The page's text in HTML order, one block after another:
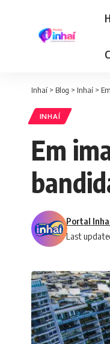
Inhaí > Blog > Inhaí >
INHAÍ
Em
Last
Portal